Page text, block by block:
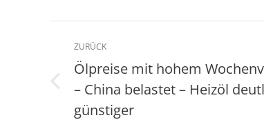
ZURÜCK
Vorheriger
Beitrag:
Ölpreise mit hohem
– China belastet – Heizöl
günstiger